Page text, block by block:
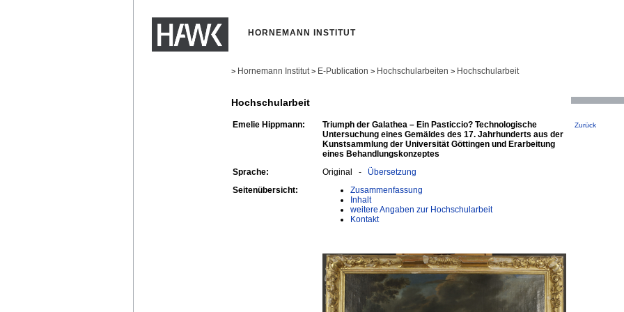
HORNEMANN INSTITUT
> Hornemann Institut > E-Publication > Hochschularbeiten > Hochschularbeit
Hochschularbeit
Emelie Hippmann:
Triumph der Galathea – Ein Pasticcio? Technologische
Untersuchung eines Gemäldes des 17. Jahrhunderts aus der
Kunstsammlung der Universität Göttingen und Erarbeitung
eines Behandlungskonzeptes
Zurück
Sprache: Original - Übersetzung
Seitenübersicht:
Zusammenfassung
Inhalt
weitere Angaben zur Hochschularbeit
Kontakt